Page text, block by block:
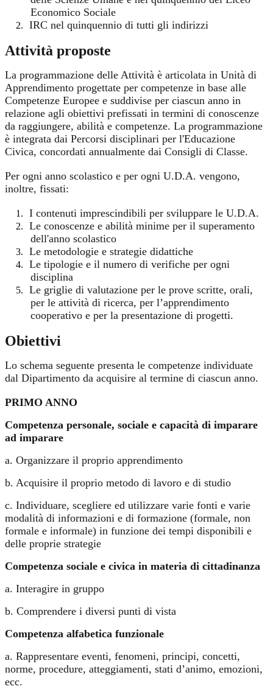
Economico Sociale
2. IRC nel quinquennio di tutti gli indirizzi
Attività proposte
La programmazione delle Attività è articolata in Unità di
Apprendimento progettate per competenze in base alle
Competenze Europee e suddivise per ciascun anno in
relazione agli obiettivi prefissati in termini di conoscenze
da raggiungere, abilità e competenze. La programmazione
è integrata dai Percorsi disciplinari per l'Educazione
Civica, concordati annualmente dai Consigli di Classe.
Per ogni anno scolastico e per ogni U.D.A. vengono,
inoltre, fissati:
1. I contenuti imprescindibili per sviluppare le U.D.A.
2.
Le conoscenze e abilità minime per il superamento
dell'anno scolastico
3. Le metodologie e strategie didattiche
4.
Le tipologie e il numero di verifiche per ogni
disciplina
5.
Le griglie di valutazione per le prove scritte, orali,
per le attività di ricerca, per l’apprendimento
cooperativo e per la presentazione di progetti.
Obiettivi
Lo schema seguente presenta le competenze individuate
dal Dipartimento da acquisire al termine di ciascun anno.
PRIMO ANNO
Competenza personale, sociale e capacità di imparare
ad imparare
a. Organizzare il proprio apprendimento
b. Acquisire il proprio metodo di lavoro e di studio
c. Individuare, scegliere ed utilizzare varie fonti e varie
modalità di informazioni e di formazione (formale, non
formale e informale) in funzione dei tempi disponibili e
delle proprie strategie
Competenza sociale e civica in materia di cittadinanza
a. Interagire in gruppo
b. Comprendere i diversi punti di vista
Competenza alfabetica funzionale
a. Rappresentare eventi, fenomeni, principi, concetti,
norme, procedure, atteggiamenti, stati d’animo, emozioni,
ecc.